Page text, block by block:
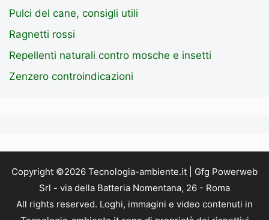
Pulci del cane, consigli utili
Ragnetti rossi
Repellenti naturali contro mosche e insetti
Zenzero controindicazioni
Copyright ©2026 Tecnologia-ambiente.it | Gfg Powerweb
Srl - via della Batteria Nomentana, 26 - Roma
All rights reserved. Loghi, immagini e video contenuti in